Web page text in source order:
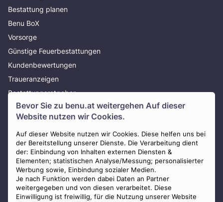
Bevor Sie zu benu.at weitergehen Auf dieser
Website nutzen wir Cookies.
Auf dieser Website nutzen wir Cookies. Diese helfen uns bei
der Bereitstellung unserer Dienste. Die Verarbeitung dient
der: Einbindung von Inhalten externen Diensten &
Elementen; statistischen Analyse/Messung; personalisierter
Werbung sowie, Einbindung sozialer Medien.
Je nach Funktion werden dabei Daten an Partner
weitergegeben und von diesen verarbeitet. Diese
Einwilligung ist freiwillig, für die Nutzung unserer Website
Bestattung planen
Benu BoX
Vorsorge
Günstige Feuerbestattungen
Kundenbewertungen
Traueranzeigen
Bestattungsratgeber
Über uns
Presse
AGB
Impressum
Datenschutz
Widerrufsbelehrung
Zahlungsmöglichkeiten